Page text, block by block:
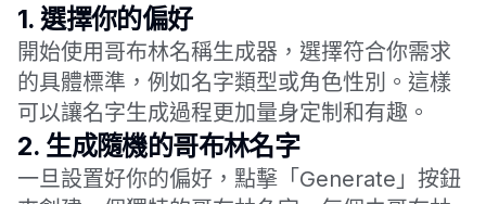
1.選擇你的偏好
開始使用哥布林名稱生成器，選擇符合你需求
的具體標準，例如名字類型或角色性別。這樣
可以讓名字生成過程更加量身定制和有趣。
2. 生成隨機的哥布林名字
一旦設置好你的偏好，點擊「Generate」按鈕